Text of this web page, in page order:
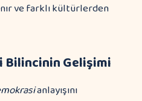
ve farklı kültürlerden
Bilincinin Gelişimi
anlayışını